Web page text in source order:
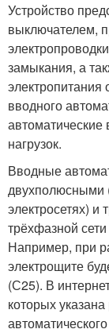
Устройство
выключателем,
замыкания, а
вводного
нагрузок.
Вводные
двухполюсными
электросетях)
трёхфазной
Например, при
электрощите
(С25). В
которых